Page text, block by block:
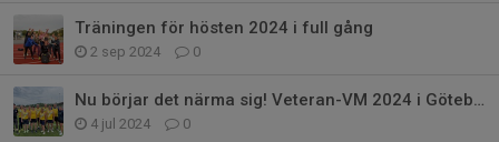
Träningen för hösten 2024 i full gång
2 sep 2024 0
Nu börjar det närma sig! Veteran-VM 2024 i Göteborg.
4 jul 2024 0